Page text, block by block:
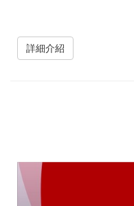
詳細介紹